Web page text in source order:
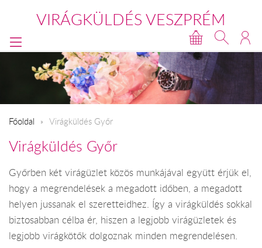
VIRÁGKÜLDÉS VESZPRÉM
Főoldal Virágküldés Győr
Virágküldés Győr
Győrben két virágüzlet közös munkájával együtt érjük el,
hogy a megrendelések a megadott időben, a megadott
helyen jussanak el szeretteidhez. Így a virágküldés sokkal
biztosabban célba ér, hiszen a legjobb virágüzletek és
legjobb virágkötők dolgoznak minden megrendelésen.